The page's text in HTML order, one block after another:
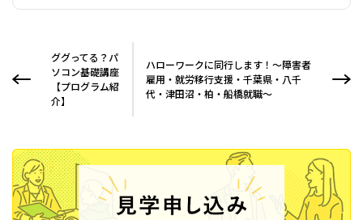
ググってる？パ
ソコン基礎講座
【プログラム紹
介】
ハローワークに同行します！～障害者
雇用・就労移行支援・千葉県・八千
代・津田沼・柏・船橋就職～